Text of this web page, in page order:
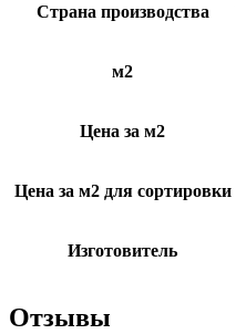
Страна производства
м2
Цена за м2
Цена за м2 для сортировки
Изготовитель
Отзывы